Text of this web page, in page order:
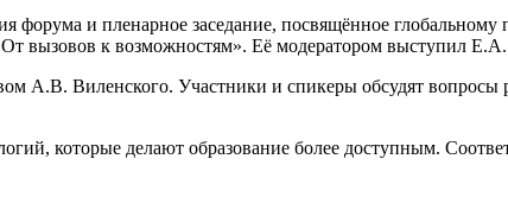
форума и пленарное заседание, посвящённое
От вызовов к возможностям». Её модератором выступил
А.В. Виленского. Участники и спикеры обсудят вопросы
которые делают образование более доступным.